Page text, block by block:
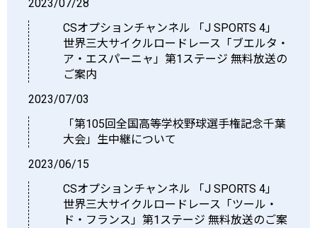
2023/07/28
CSオプションチャンネル 「J SPORTS 4」
世界三大サイクルロードレース「ブエルタ・
ア・エスパーニャ」第1ステージ 無料放送の
ご案内
2023/07/03
「第105回全国高等学校野球選手権記念千葉
大会」生中継について
2023/06/15
CSオプションチャンネル 「J SPORTS 4」
世界三大サイクルロードレース「ツール・
ド・フランス」第1ステージ 無料放送のご案